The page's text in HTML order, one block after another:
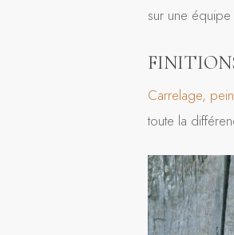
sur une
Carrelage,
toute la